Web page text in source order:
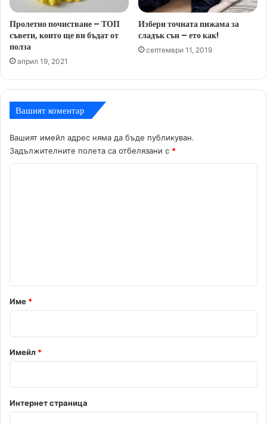
Пролетно почистване – ТОП
съвети, които ще ви бъдат от
полза
април 19, 2021
Избери точната пижама за
сладък сън – ето как!
септември 11, 2019
Вашият коментар
Вашият имейл адрес няма да бъде публикуван.
Задължителните полета са отбелязани с *
р
*
Име *
Имейл *
Интернет страница